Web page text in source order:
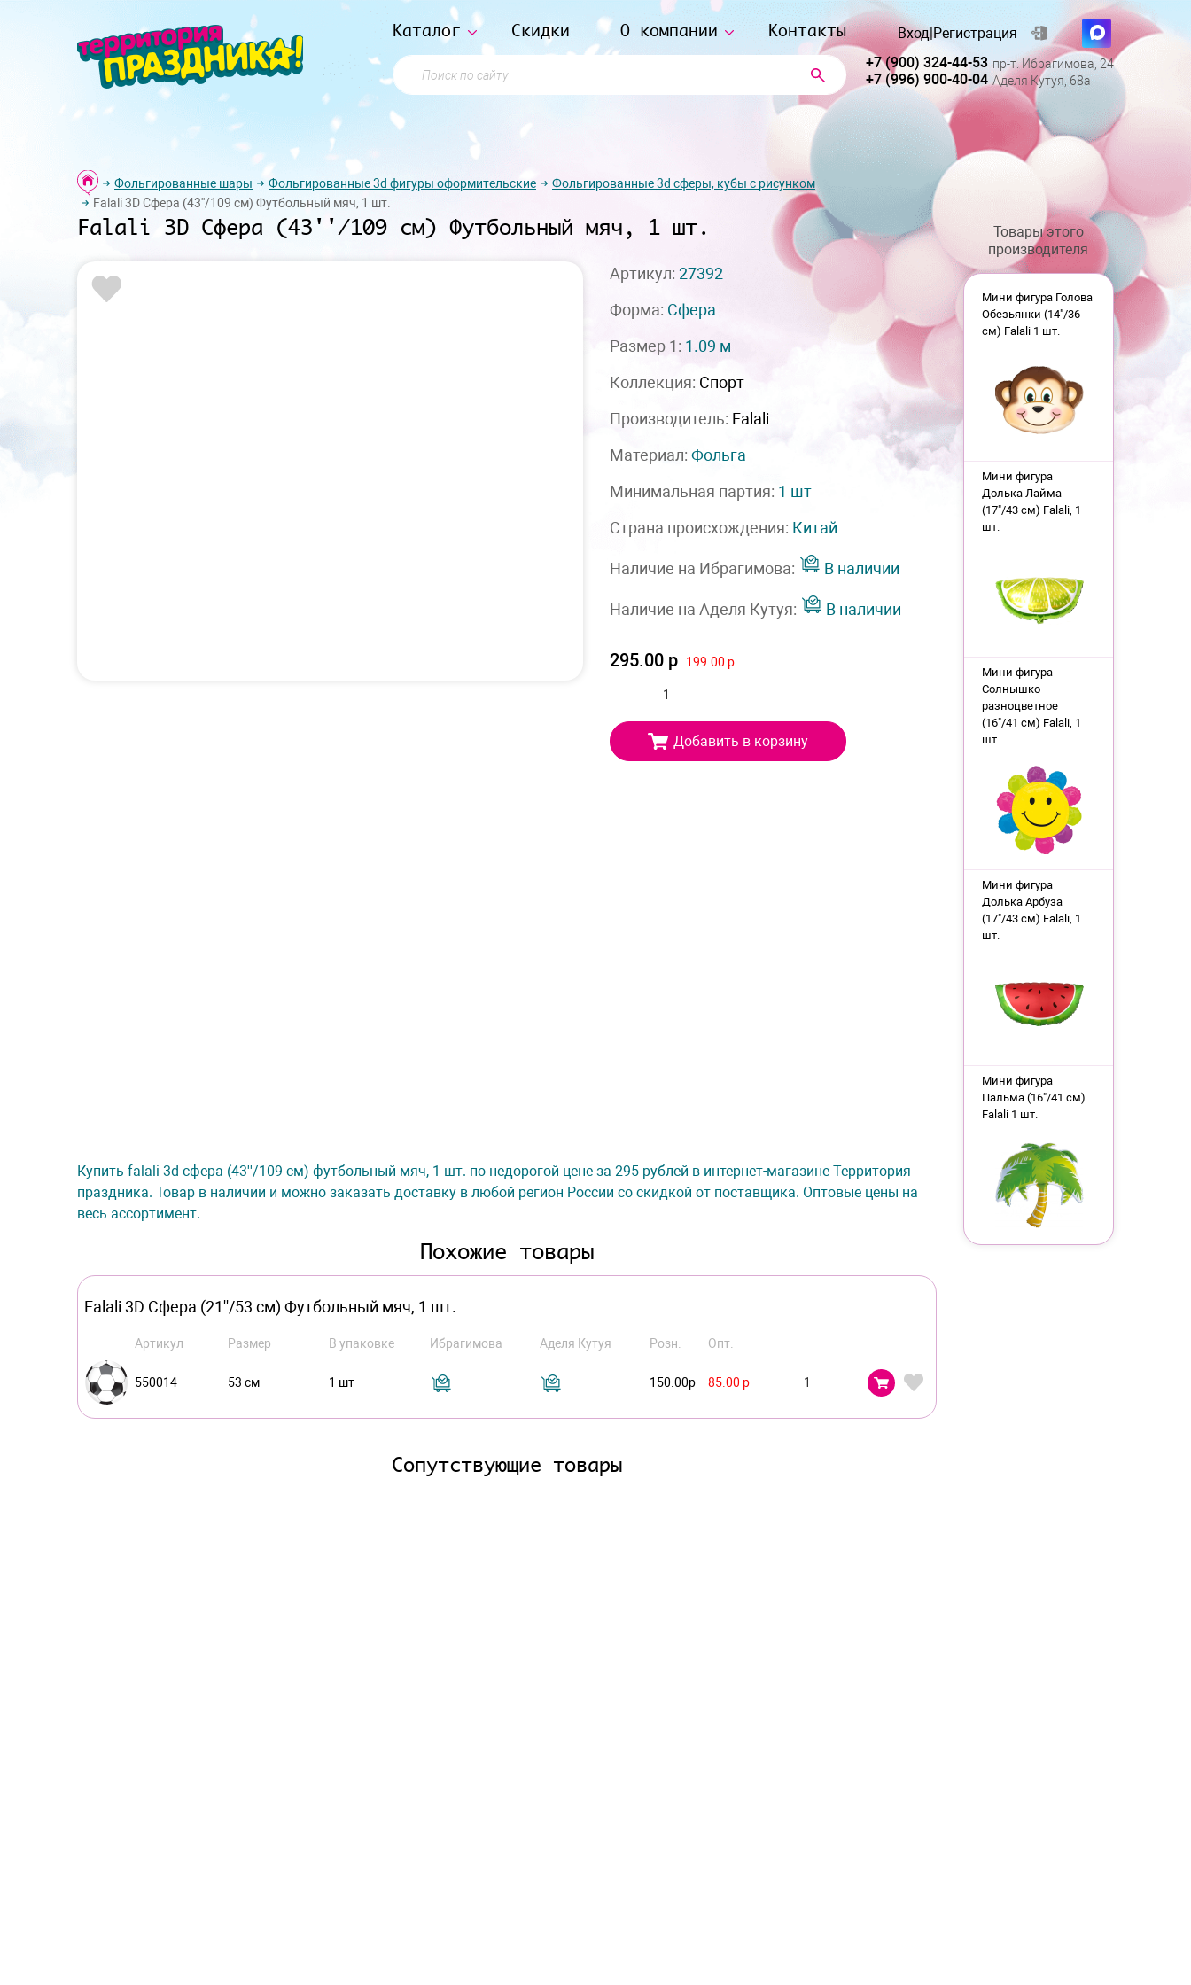
Каталог Скидки О компании Контакты
Поиск по сайту
Вход|Регистрация
+7 (900) 324-44-53 пр-т. Ибрагимова, 24
+7 (996) 900-40-04 Аделя Кутуя, 68а
Фольгированные шары Фольгированные 3d фигуры оформительские
Фольгированные 3d сферы, кубы с рисунком
Falali 3D Сфера (43''/109 см) Футбольный мяч, 1 шт.
Falali 3D Сфера (43''/109 см) Футбольный мяч, 1 шт.
Артикул: 27392
Форма: Сфера
Размер 1: 1.09 м
Коллекция: Спорт
Производитель: Falali
Материал: Фольга
Минимальная партия: 1 шт
Страна происхождения: Китай
Наличие на Ибрагимова: В наличии
Наличие на Аделя Кутуя: В наличии
295.00 р 199.00 р
Добавить в корзину
Купить falali 3d сфера (43''/109 см) футбольный мяч, 1 шт. по недорогой цене за 295 рублей в интернет-магазине Территория
праздника. Товар в наличии и можно заказать доставку в любой регион России со скидкой от поставщика. Оптовые цены на
весь ассортимент.
Похожие товары
Falali 3D Сфера (21''/53 см) Футбольный мяч, 1 шт.
Артикул Размер В упаковке Ибрагимова Аделя Кутуя Розн. Опт.
550014 53 см 1 шт 150.00р 85.00 р
Сопутствующие товары
Товары этого
производителя
Мини фигура Голова
Обезьянки (14"/36
см) Falali 1 шт.
Мини фигура
Долька Лайма
(17"/43 см) Falali, 1
шт.
Мини фигура
Солнышко
разноцветное
(16"/41 см) Falali, 1
шт.
Мини фигура
Долька Арбуза
(17"/43 см) Falali, 1
шт.
Мини фигура
Пальма (16"/41 см)
Falali 1 шт.